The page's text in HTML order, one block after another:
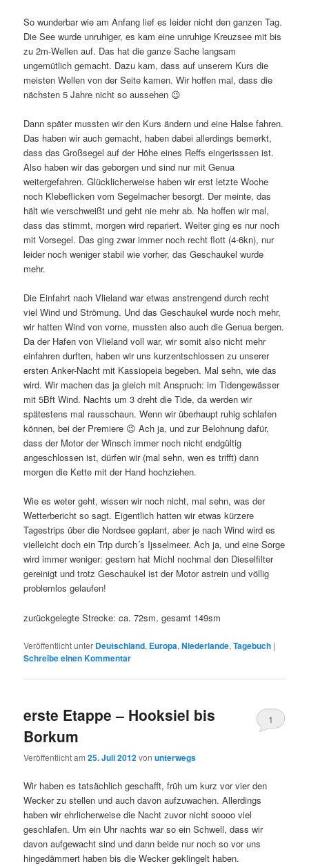
So wunderbar wie am Anfang lief es leider nicht den ganzen Tag.
Die See wurde unruhiger, es kam eine unruhige Kreuzsee mit bis
zu 2m-Wellen auf. Das hat die ganze Sache langsam
ungemütlich gemacht. Dazu kam, dass auf unserem Kurs die
meisten Wellen von der Seite kamen. Wir hoffen mal, dass die
nächsten 5 Jahre nicht so aussehen 😉
Dann später mussten wir den Kurs ändern und eine Halse fahren.
Das haben wir auch gemacht, haben dabei allerdings bemerkt,
dass das Großsegel auf der Höhe eines Reffs eingerisssen ist.
Also haben wir das geborgen und sind nur mit Genua
weitergefahren. Glücklicherweise haben wir erst letzte Woche
noch Klebeflicken vom Segelmacher besorgt. Der meinte, das
hält wie verschweißt und geht nie mehr ab. Na hoffen wir mal,
dass das stimmt, morgen wird repariert. Weiter ging es nur noch
mit Vorsegel. Das ging zwar immer noch recht flott (4-6kn), nur
leider noch weniger stabil wie vorher, das Geschaukel wurde
mehr.
Die Einfahrt nach Vlieland war etwas anstrengend durch recht
viel Wind und Strömung. Und das Geschaukel wurde noch mehr,
wir hatten Wind von vorne, mussten also auch die Genua bergen.
Da der Hafen von Vlieland voll war, wir somit also nicht mehr
einfahren durften, haben wir uns kurzentschlossen zu unserer
ersten Anker-Nacht mit Kassiopeia begeben. Mal sehn, wie das
wird. Wir machen das ja gleich mit Anspruch: im Tidengewässer
mit 5Bft Wind. Nachts um 3 dreht die Tide, da werden wir
spätestens mal rausschaun. Wenn wir überhaupt ruhig schlafen
können, bei der Premiere 😉 Ach ja, und zur Belohnung dafür,
dass der Motor der Winsch immer noch nicht endgültig
angeschlossen ist, dürfen wir (mal sehn, wen es trifft) dann
morgen die Kette mit der Hand hochziehen.
Wie es weter geht, wissen wir noch nicht, mal sehn, was der
Wetterbericht so sagt. Eigentlich hatten wir etwas kürzere
Tagestrips über die Nordsee geplant, aber je nach Wind wird es
vielleicht doch ein Trip durch´s Ijsselmeer. Ach ja, und eine Sorge
wird immer weniger: gestern hat Michl nochmal den Dieselfilter
gereinigt und trotz Geschaukel ist der Motor astrein und völlig
problemlos gelaufen!
zurückgelegte Strecke: ca. 72sm, gesamt 149sm
Veröffentlicht unter Deutschland, Europa,Niederlande,Tagebuch |
Schreibe einen Kommentar
erste Etappe – Hooksiel bis
Borkum
Veröffentlicht am25. Juli 2012vonunterwegs
1
Wir haben es tatsächlich geschafft, früh um kurz vor vier den
Wecker zu stellen und auch davon aufzuwachen. Allerdings
haben wir ehrlicherweise die Nacht zuvor nicht soooo viel
geschlafen. Um ein Uhr nachts war so ein Schwell, dass wir
davon aufgewacht sind und dann beide nur noch so vor uns
hingedämmert haben bis die Wecker geklingelt haben.